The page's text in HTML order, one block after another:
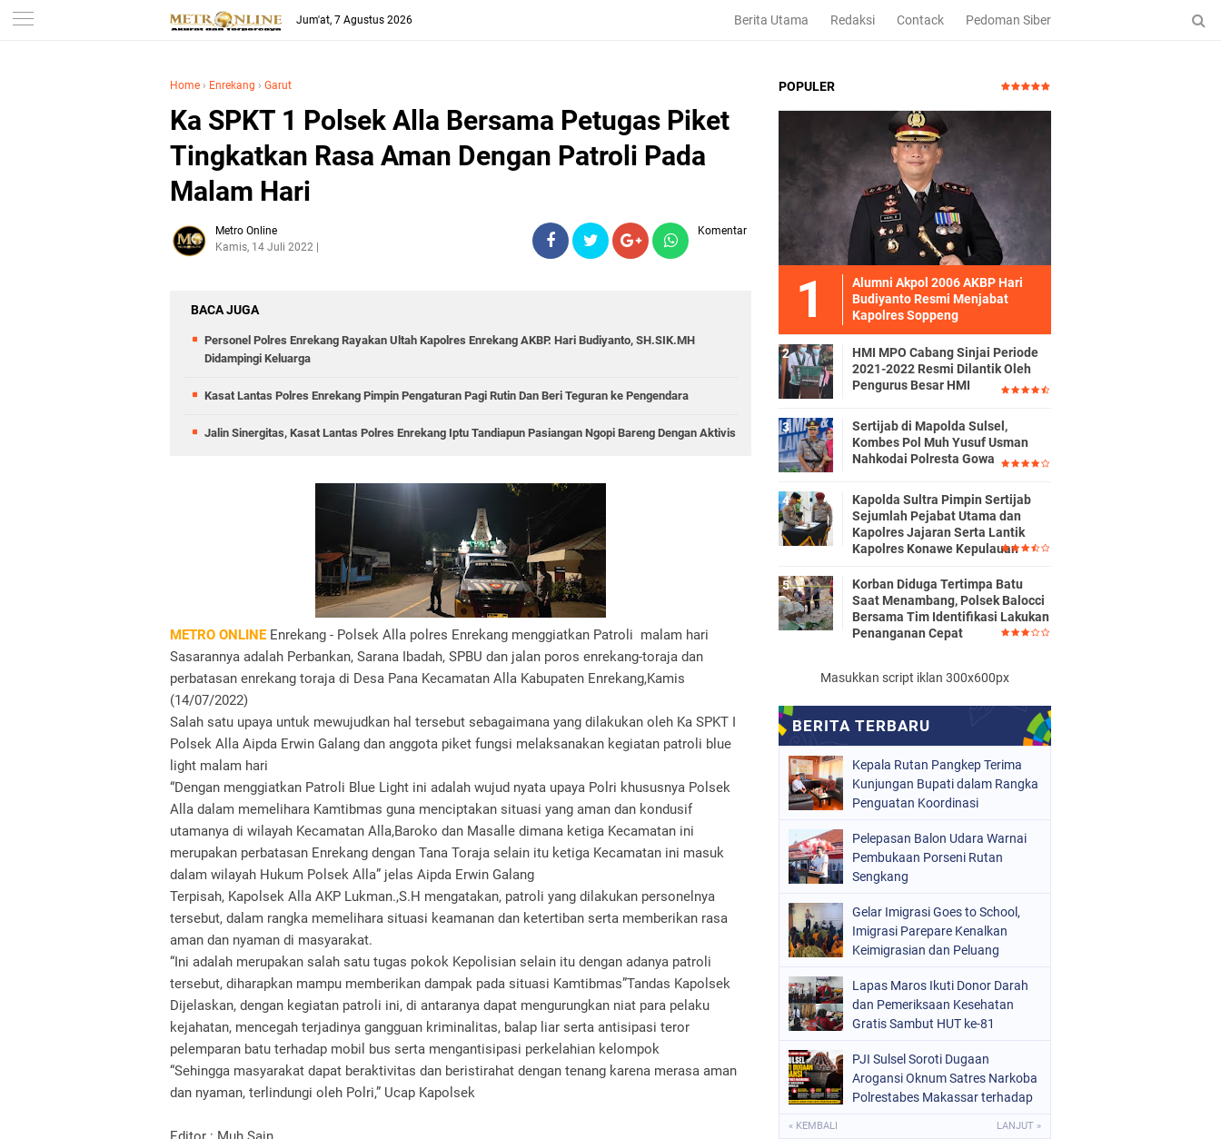
Jum'at, 7 Agustus 2026 Berita Utama Redaksi Contack Pedoman Siber
Home › Enrekang › Garut
Ka SPKT 1 Polsek Alla Bersama Petugas Piket
Tingkatkan Rasa Aman Dengan Patroli Pada
Malam Hari
Metro Online
Kamis, 14 Juli 2022
Komentar
BACA JUGA
Personel Polres Enrekang Rayakan Ultah Kapolres Enrekang AKBP. Hari Budiyanto, SH.SIK.MH
Didampingi Keluarga
Kasat Lantas Polres Enrekang Pimpin Pengaturan Pagi Rutin Dan Beri Teguran ke Pengendara
Jalin Sinergitas, Kasat Lantas Polres Enrekang Iptu Tandiapun Pasiangan Ngopi Bareng Dengan Aktivis
METRO ONLINEEnrekang - Polsek Alla polres Enrekang menggiatkan Patroli malam hari
Sasarannya adalah Perbankan, Sarana Ibadah, SPBU dan jalan poros enrekang-toraja dan
perbatasan enrekang toraja di Desa Pana Kecamatan Alla Kabupaten Enrekang,Kamis
(14/07/2022)
Salah satu upaya untuk mewujudkan hal tersebut sebagaimana yang dilakukan oleh Ka SPKT I
Polsek Alla Aipda Erwin Galang dan anggota piket fungsi melaksanakan kegiatan patroli blue
light malam hari
“Dengan menggiatkan Patroli Blue Light ini adalah wujud nyata upaya Polri khususnya Polsek
Alla dalam memelihara Kamtibmas guna menciptakan situasi yang aman dan kondusif
utamanya di wilayah Kecamatan Alla,Baroko dan Masalle dimana ketiga Kecamatan ini
merupakan perbatasan Enrekang dengan Tana Toraja selain itu ketiga Kecamatan ini masuk
dalam wilayah Hukum Polsek Alla” jelas Aipda Erwin Galang
Terpisah, Kapolsek Alla AKP Lukman.,S.H mengatakan, patroli yang dilakukan personelnya
tersebut, dalam rangka memelihara situasi keamanan dan ketertiban serta memberikan rasa
aman dan nyaman di masyarakat.
“Ini adalah merupakan salah satu tugas pokok Kepolisian selain itu dengan adanya patroli
tersebut, diharapkan mampu memberikan dampak pada situasi Kamtibmas”Tandas Kapolsek
Dijelaskan, dengan kegiatan patroli ini, di antaranya dapat mengurungkan niat para pelaku
kejahatan, mencegah terjadinya gangguan kriminalitas, balap liar serta antisipasi teror
pelemparan batu terhadap mobil bus serta mengantisipasi perkelahian kelompok
“Sehingga masyarakat dapat beraktivitas dan beristirahat dengan tenang karena merasa aman
dan nyaman, terlindungi oleh Polri,” Ucap Kapolsek
POPULER
Alumni Akpol 2006 AKBP Hari
Budiyanto Resmi Menjabat
Kapolres Soppeng
HMI MPO Cabang Sinjai Periode
2021-2022 Resmi Dilantik Oleh
Pengurus Besar HMI
Sertijab di Mapolda Sulsel,
Kombes Pol Muh Yusuf Usman
Nahkodai Polresta Gowa
Kapolda Sultra Pimpin Sertijab
Sejumlah Pejabat Utama dan
Kapolres Jajaran Serta Lantik
Kapolres Konawe Kepulauan
Korban Diduga Tertimpa Batu
Saat Menambang, Polsek Balocci
Bersama Tim Identifikasi Lakukan
Penanganan Cepat
Masukkan script iklan 300x600px
Kepala Rutan Pangkep Terima
Kunjungan Bupati dalam Rangka
Penguatan Koordinasi
Pelepasan Balon Udara Warnai
Pembukaan Porseni Rutan
Sengkang
Gelar Imigrasi Goes to School,
Imigrasi Parepare Kenalkan
Keimigrasian dan Peluang
Lapas Maros Ikuti Donor Darah
dan Pemeriksaan Kesehatan
Gratis Sambut HUT ke-81
PJI Sulsel Soroti Dugaan
Arogansi Oknum Satres Narkoba
Polrestabes Makassar terhadap
« KEMBALI LANJUT »